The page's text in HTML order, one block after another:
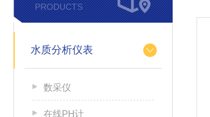
PRODUCTS
水质分析仪表
数采仪
在线PH计